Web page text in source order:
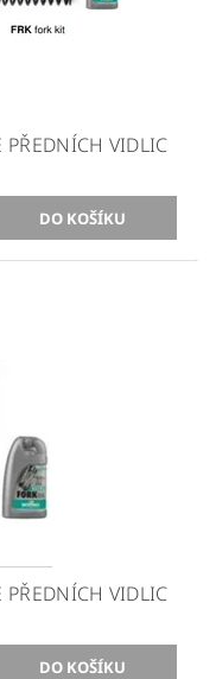
VIDLIC
VIDLIC